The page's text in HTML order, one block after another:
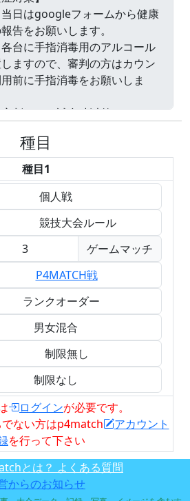
種目
種目1
個人戦
競技大会ルール
3
ゲームマッチ
P4MATCH戦
ランクオーダー
男女混合
制限無し
制限なし
ログインが必要です。
ない方はp4match
アカウント
を行って下さい
とは？ よくある質問
からのお知らせ